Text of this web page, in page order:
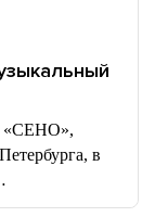
«СЕНО»,
в